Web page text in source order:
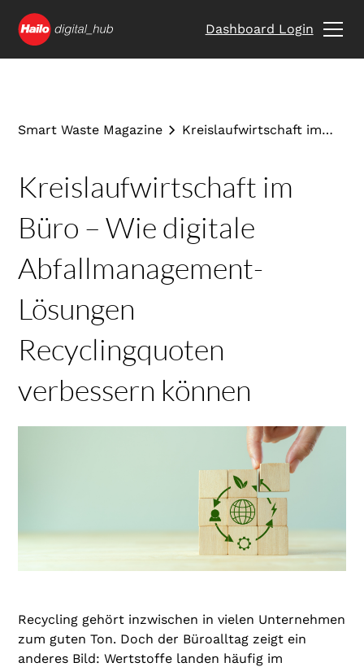
Dashboard Login
Smart Waste Magazine
Kreislaufwirtschaft im
Lösungen
verbessern können
Kreislaufwirtschaft im
Büro – Wie digitale
Abfallmanagement-
Lösungen
Recyclingquoten
verbessern können
Recycling gehört inzwischen in vielen Unternehmen
zum guten Ton. Doch der Büroalltag zeigt ein
anderes Bild: Wertstoffe landen häufig im